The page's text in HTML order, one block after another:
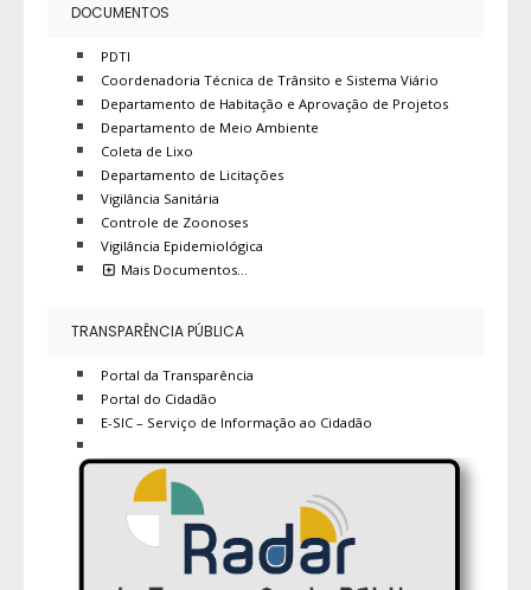
DOCUMENTOS
PDTI
Coordenadoria Técnica de Trânsito e Sistema Viário
Departamento de Habitação e Aprovação de Projetos
Departamento de Meio Ambiente
Coleta de Lixo
Departamento de Licitações
Vigilância Sanitária
Controle de Zoonoses
Vigilância Epidemiológica
Mais Documentos…
TRANSPARÊNCIA PÚBLICA
Portal da Transparência
Portal do Cidadão
E-SIC – Serviço de Informação ao Cidadão